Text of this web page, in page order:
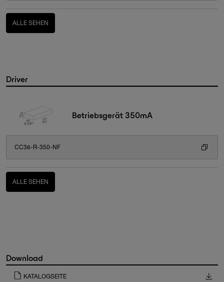
ALLE SEHEN
Driver
Betriebsgerät 350mA
CC36-R-350-NF
ALLE SEHEN
Download
KATALOGSEITE